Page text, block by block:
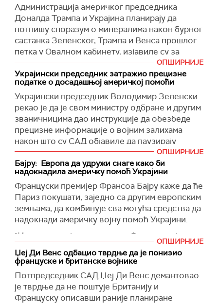
Украјински председник Володимир Зеленски
изјавио је данас да је Украјина посвећена миру
и да је спремна за преговоре о мирном
решењу украјинског сукоба под вођством
америчког председника Доналда Трампа.
Зеленски је објавио на платформи Икс да је
Украјина спремна да што пре седне за
преговарачки сто како би се приближио мир,
као и да су он и његов тим спремни да раде
под Трамповим вођством да би се постигао
трајан мир.
(Танјуг, РИА Новости)
Администрација америчког председника
Доналда Трампа и Украјина планирају да
потпишу споразум о минералима након бурног
састанка Зеленског, Трампа и Венса прошлог
петка у Овалном кабинету, изјавиле су за
Ројтерсчетири особе упознате са ситуацијом.
Трамп је рекао својим саветницима да жели да
најави споразум у свом обраћању Конгресу у
уторак увече, рекла су три извора британске
агенције, напомњући да би тај документ тек
треба да буде потписан.
Споразум о ретким металима стављен је на
чекање у петак након жустре расправе у
Овалној канцеларији Трампа и украјинског
председника Володимира Зеленског који је
резултирао брзим одласком украјинског
лидера из Беле куће.
Зеленски је тада требало у Вашингтону да
потпише споразум.
(Reuters)
ОПШИРНИЈЕ
Украјински председник затражио прецизне
податке о досадашњој америчкој помоћи
Украјински председник Володимир Зеленски
рекао је да је свом министру одбране и другим
званичницима дао инструкције да обезбеде
прецизне информације о војним залихама
након што су САД објавиле да паузирају
помоћ.
"Наложио сам украјинском министру одбране,
шефу обавештајне службе и дипломатама да
контактирају своје колеге у САД и добију
званичне информације“, рекао је Зеленски у
свом редовном видео-обраћању. "Људе не
треба остављати да нагађају"
Рекао је да је одржавање "нормалних,
партнерских односа са Америком кључно за
окончање рата. Нико од нас не жели
бесконачан рат."
(Reuters)
ОПШИРНИЈЕ
Бајру: Европа да удружи снаге како би
надокнадила америчку помоћ Украјини
Француски премијер Франсоа Бајру каже да ће
Париз покушати, заједно са другим европским
земљама, да комбинује сва могућа средства да
надокнади америчку војну помоћ Украјини.
"Изазов са којим се суочава Француска је
веома једноставан. Ово је комбинација свих
могућих средстава да се, колико год је то
могуће, замени међународна помоћ која може
бити прекинута", нагласио је Бајру, говорећи у
Народној скупштини, преносиФигаро
ОПШИРНИЈЕ
Џеј Ди Венс одбацио тврдње да је понизио
француске и британске војнике
Потпредседник САД Џеј Ди Венс демантовао
је тврдње да не поштује Британију и
Француску описавши раније планиране